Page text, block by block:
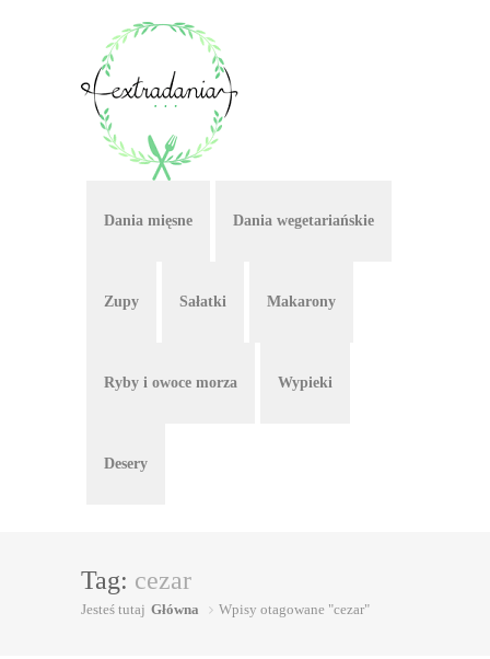
Dania mięsne Dania wegetariańskie
Zupy Sałatki Makarony
Ryby i owoce morza Wypieki
Desery
Tag: cezar
Jesteś tutaj Główna Wpisy otagowane "cezar"